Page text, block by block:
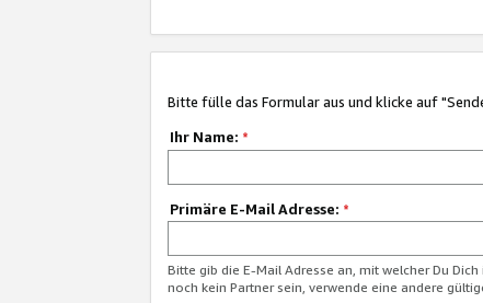
Bitte fülle das Formular aus und klicke auf
Ihr Name: *
Primäre E-Mail Adresse: *
Bitte gib die E-Mail Adresse an, mit welcher Du
noch kein Partner sein, verwende eine andere